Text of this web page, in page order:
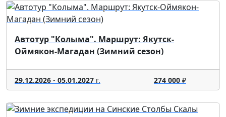
Автотур "Колыма". Маршрут: Якутск-
Оймякон-Магадан (Зимний сезон)
29.12.2026 - 05.01.2027 г. 274 000₽